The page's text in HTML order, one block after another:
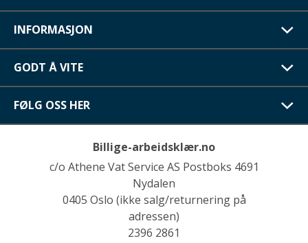
INFORMASJON
GODT Å VITE
FØLG OSS HER
Billige-arbeidsklær.no
c/o Athene Vat Service AS Postboks 4691
Nydalen
0405 Oslo (ikke salg/returnering på
adressen)
2396 2861